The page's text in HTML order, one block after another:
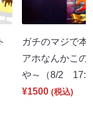
ガチのマジで本
アホなんかこの
や～（8/2
¥1500 (税込)